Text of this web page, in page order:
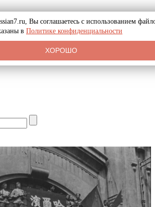
Вы соглашаетесь с использованием
в Политике конфиденциальности
ХОРОШО